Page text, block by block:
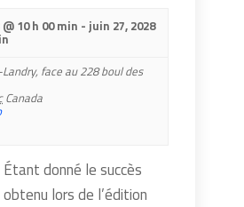
10 h 00 min - juin 27, 2028
face au 228 boul des
Canada
Étant donné le succès
obtenu lors de l’édition